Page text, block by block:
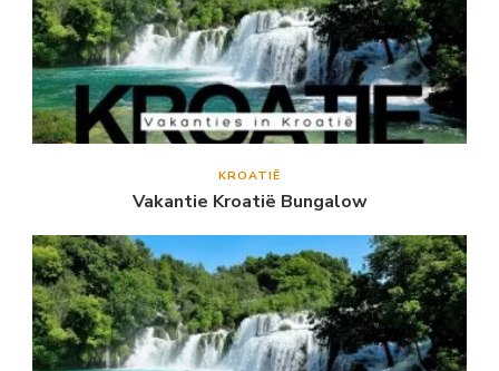
KROATIË
Vakantie Kroatië Bungalow